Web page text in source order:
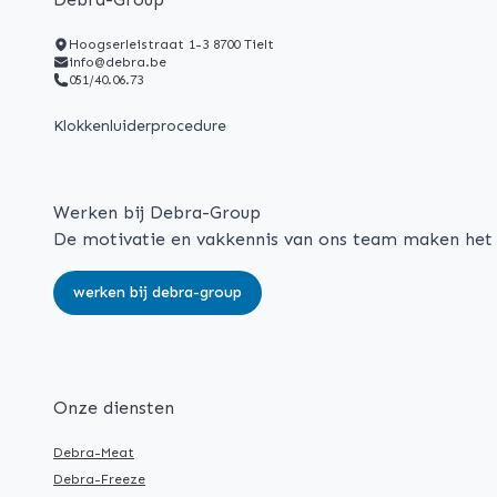
Hoogserleistraat 1-3 8700 Tielt
info@debra.be
051/40.06.73
Klokkenluiderprocedure
Werken bij Debra-Group
De motivatie en vakkennis van ons team maken
werken bij debra-group
Onze diensten
Debra-Meat
Debra-Freeze